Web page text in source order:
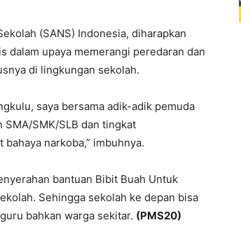
(SANS) Indonesia, diharapkan
dalam upaya memerangi peredaran dan
di lingkungan sekolah.
saya bersama adik-adik pemuda
SMK/SLB dan tingkat
narkoba,” imbuhnya.
bantuan Bibit Buah Untuk
Sehingga sekolah ke depan bisa
bahkan warga sekitar. (PMS20)